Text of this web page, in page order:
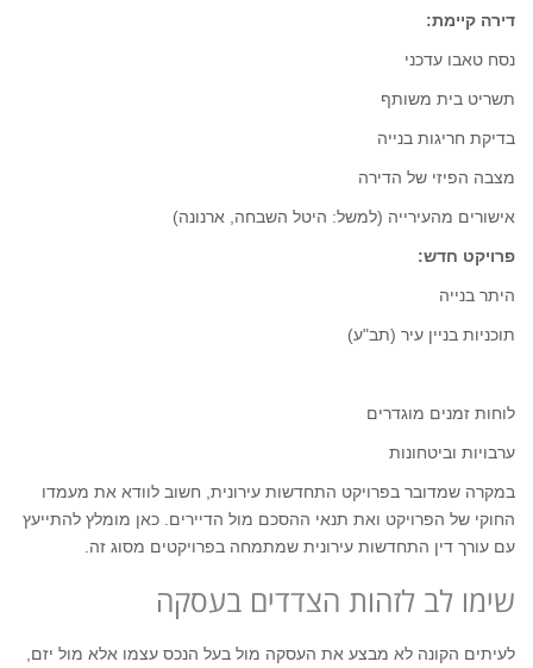
דירה קיימת:
נסח טאבו עדכני
תשריט בית משותף
בדיקת חריגות בנייה
מצבה הפיזי של הדירה
אישורים מהעירייה (למשל: היטל השבחה, ארנונה)
פרויקט חדש:
היתר בנייה
תוכניות בניין עיר (תב"ע)
לוחות זמנים מוגדרים
ערבויות וביטחונות
במקרה שמדובר בפרויקט התחדשות עירונית, חשוב לוודא את מעמדו
החוקי של הפרויקט ואת תנאי ההסכם מול הדיירים. כאן מומלץ להתייעץ
עם עורך דין התחדשות עירונית שמתמחה בפרויקטים מסוג זה.
שימו לב לזהות הצדדים בעסקה
לעיתים הקונה לא מבצע את העסקה מול בעל הנכס עצמו אלא מול יזם,